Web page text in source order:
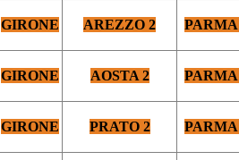
GIRONE AREZZO 2 PARMA
GIRONE AOSTA 2 PARMA
GIRONE PRATO 2 PARMA